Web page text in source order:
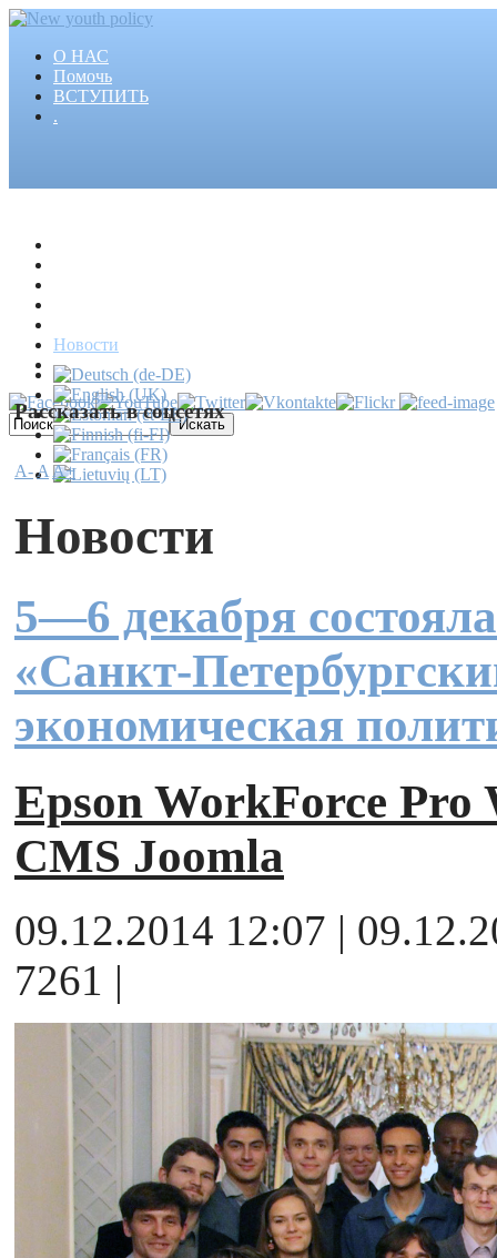
О НАС
Помочь
ВСТУПИТЬ
.
Новости
Пресса
Рассказать в соцсетях
A-AA+
Новости
5—6 декабря
«Санкт-
экономическая
Epson WorkForce Pro
CMS Joomla
09.12.2014 12:07 |
7261 |